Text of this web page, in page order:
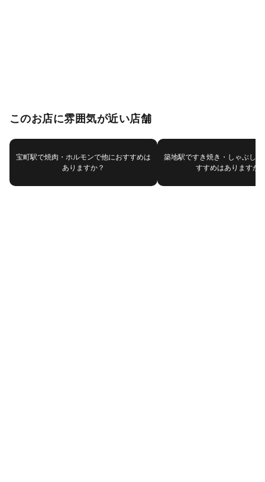
このお店に雰囲気が近い店舗
宝町駅で焼肉・ホルモンで他におすすめは
ありますか？
築地駅ですき焼き・しゃぶし
すすめはありますか